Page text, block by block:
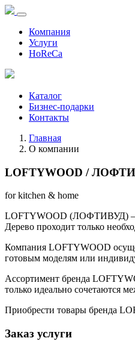
Компания
Услуги
HoReCa
Каталог
Бизнес-подарки
Контакты
Главная
О компании
LOFTYWOOD /
for kitchen & home
LOFTYWOOD (ЛОФТИВУД) —
Дерево проходит только
Компания LOFTYWOOD
готовым моделям или
Ассортимент бренда
только идеально сочетаются
Приобрести товары бренда
Заказ услуги